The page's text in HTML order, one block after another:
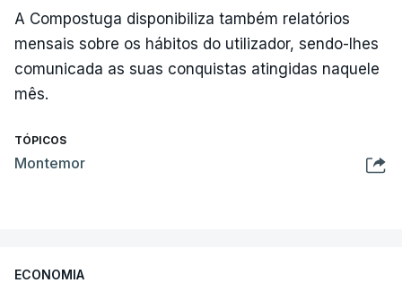
A Compostuga disponibiliza também relatórios
mensais sobre os hábitos do utilizador, sendo-lhes
comunicada as suas conquistas atingidas naquele
mês.
TÓPICOS
Montemor
ECONOMIA